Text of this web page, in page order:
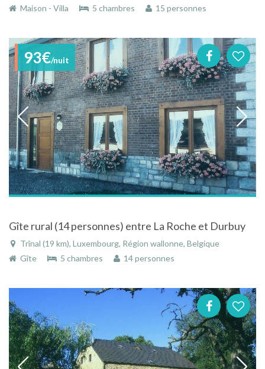
Maison - Villa 5 chambres 15 personnes
93€/nuit
Gîte rural (14 personnes) entre La Roche et Durbuy
Trînal (19 km), Luxembourg, Région wallonne, Belgique
Gîte
5 chambres 14 personnes